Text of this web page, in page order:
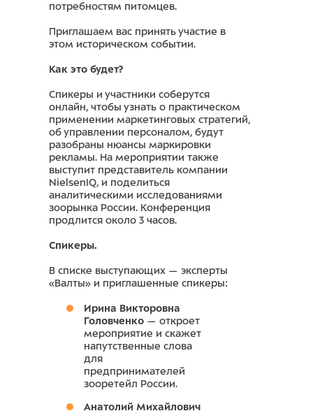
потребностям питомцев.
Приглашаем вас принять участие в
этом историческом событии.
Как это будет?
Спикеры и участники соберутся
онлайн, чтобы узнать о практическом
применении маркетинговых стратегий,
об управлении персоналом, будут
разобраны нюансы маркировки
рекламы. На мероприятии также
выступит представитель компании
NielsenIQ, и поделиться
аналитическими исследованиями
зоорынка России. Конференция
продлится около 3 часов.
Спикеры.
В списке выступающих — эксперты
«Валты» и приглашенные спикеры:
Ирина Викторовна
Головченко — откроет
мероприятие и скажет
напутственные слова
для
предпринимателей
зооретейл России.
Анатолий Михайлович